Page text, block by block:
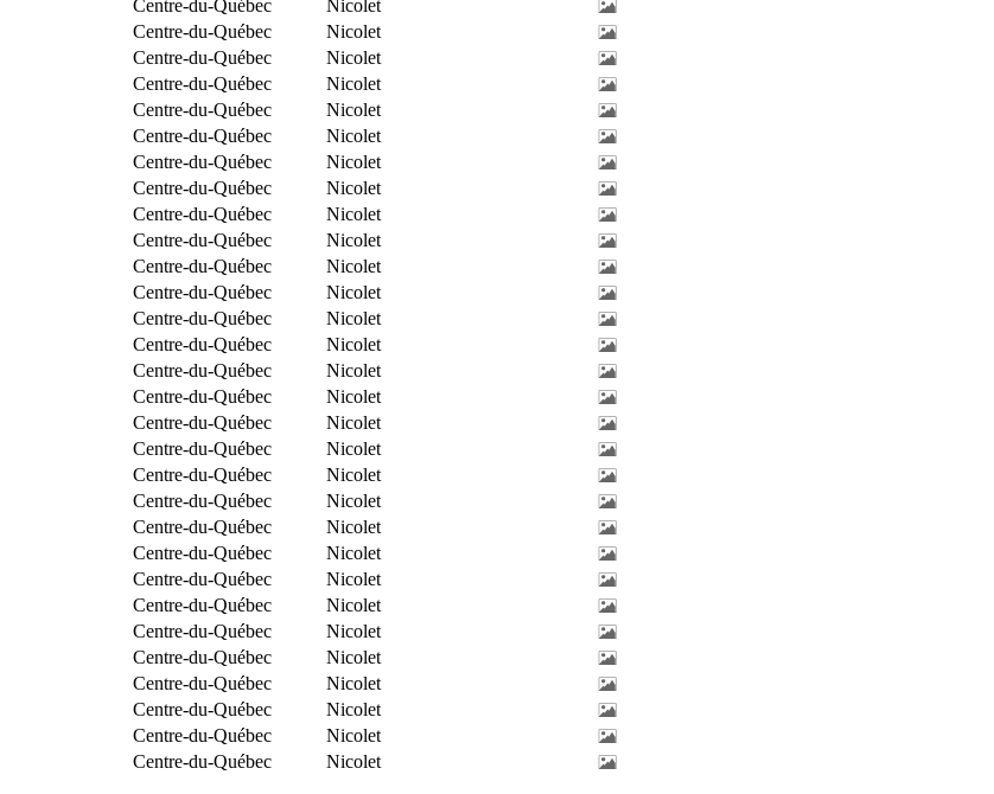
Centre-du-Québec
Nicolet
Centre-du-Québec
Nicolet
Centre-du-Québec
Nicolet
Centre-du-Québec
Nicolet
Centre-du-Québec
Nicolet
Centre-du-Québec
Nicolet
Centre-du-Québec
Nicolet
Centre-du-Québec
Nicolet
Centre-du-Québec
Nicolet
Centre-du-Québec
Nicolet
Centre-du-Québec
Nicolet
Centre-du-Québec
Nicolet
Centre-du-Québec
Nicolet
Centre-du-Québec
Nicolet
Centre-du-Québec
Nicolet
Centre-du-Québec
Nicolet
Centre-du-Québec
Nicolet
Centre-du-Québec
Nicolet
Centre-du-Québec
Nicolet
Centre-du-Québec
Nicolet
Centre-du-Québec
Nicolet
Centre-du-Québec
Nicolet
Centre-du-Québec
Nicolet
Centre-du-Québec
Nicolet
Centre-du-Québec
Nicolet
Centre-du-Québec
Nicolet
Centre-du-Québec
Nicolet
Centre-du-Québec
Nicolet
Centre-du-Québec
Nicolet
Centre-du-Québec Nicolet